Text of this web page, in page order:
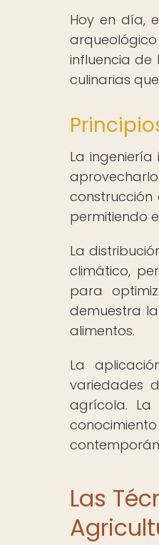
Hoy en día,
influencia de
culinarias
La
permitiendo
La
climático,
para
demuestra
alimentos.
La
variedades
agrícola. La
Las